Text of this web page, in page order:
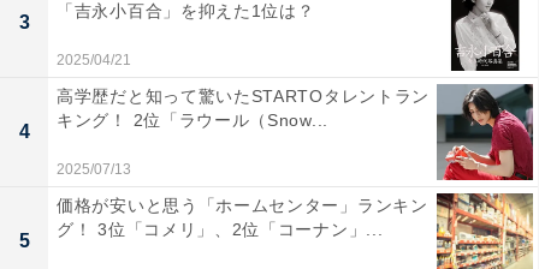
1位：わらじかつ丼／49票
3
「吉永小百合」を抑えた1位は？
2025/04/21
4
高学歴だと知って驚いたSTARTOタレントラン
キング！ 2位「ラウール（Snow...
2025/07/13
5
価格が安いと思う「ホームセンター」ランキン
グ！ 3位「コメリ」、2位「コーナン」...